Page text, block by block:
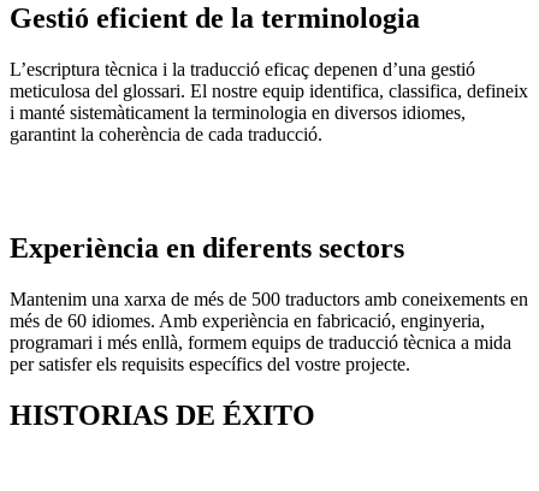
Gestió eficient de la terminologia
L’escriptura tècnica i la traducció eficaç depenen d’una gestió
meticulosa del glossari. El nostre equip identifica, classifica, defineix
i manté sistemàticament la terminologia en diversos idiomes,
garantint la coherència de cada traducció.
Experiència en diferents sectors
Mantenim una xarxa de més de 500 traductors amb coneixements en
més de 60 idiomes. Amb experiència en fabricació, enginyeria,
programari i més enllà, formem equips de traducció tècnica a mida
per satisfer els requisits específics del vostre projecte.
HISTORIAS DE ÉXITO